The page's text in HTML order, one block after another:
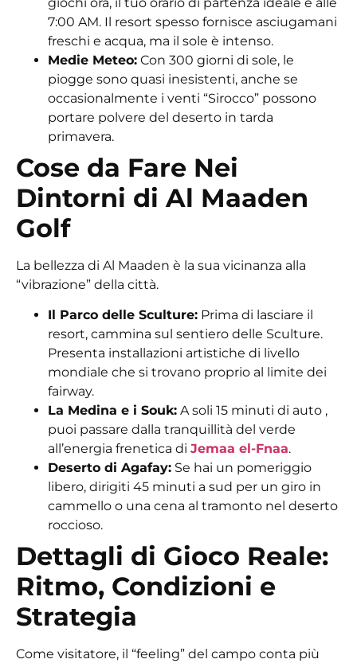
7:00 AM. Il resort spesso fornisce asciugamani
freschi e acqua, ma il sole è intenso.
Medie Meteo: Con 300 giorni di sole, le
piogge sono quasi inesistenti, anche se
occasionalmente i venti “Sirocco” possono
portare polvere del deserto in tarda
primavera.
Cose da Fare Nei
Dintorni di Al Maaden
Golf
La bellezza di Al Maaden è la sua vicinanza alla
“vibrazione” della città.
Il Parco delle Sculture: Prima di lasciare il
resort, cammina sul sentiero delle Sculture.
Presenta installazioni artistiche di livello
mondiale che si trovano proprio al limite dei
fairway.
La Medina e i Souk: A soli 15 minuti di auto ,
puoi passare dalla tranquillità del verde
all’energia frenetica di Jemaa el-Fnaa.
Deserto di Agafay: Se hai un pomeriggio
libero, dirigiti 45 minuti a sud per un giro in
cammello o una cena al tramonto nel deserto
roccioso.
Dettagli di Gioco Reale:
Ritmo, Condizioni e
Strategia
Come visitatore, il “feeling” del campo conta più